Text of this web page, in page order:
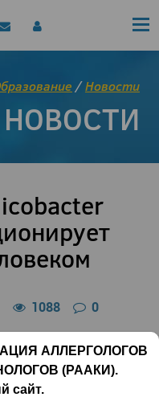
/Новости
НОВОСТИ
1088 0
из более чем 200
стран мира, в
из ФИЦ
АЛЛЕРГОЛОГОВ
(РААКИ).
сайт.